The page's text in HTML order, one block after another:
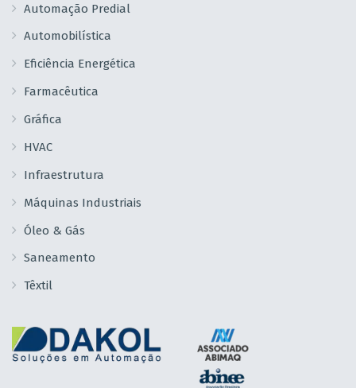
Automação Predial
Automobilística
Eficiência Energética
Farmacêutica
Gráfica
HVAC
Infraestrutura
Máquinas Industriais
Óleo & Gás
Saneamento
Têxtil